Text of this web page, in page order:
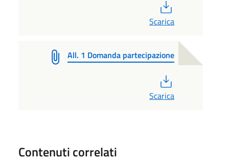
Scarica
All. 1 Domanda partecipazione
Scarica
Contenuti correlati